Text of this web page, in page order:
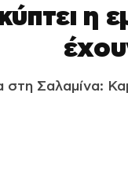
η
Σαλαμίνα: